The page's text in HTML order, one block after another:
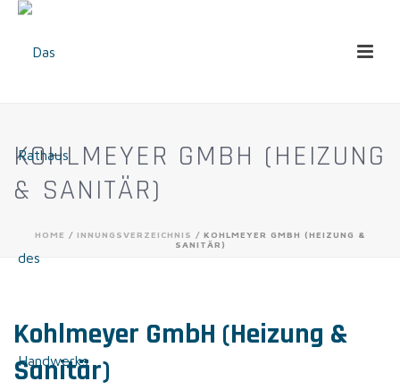
KOHLMEYER GMBH (HEIZUNG
& SANITÄR)
HOME / INNUNGSVERZEICHNIS / KOHLMEYER GMBH (HEIZUNG &
SANITÄR)
Kohlmeyer GmbH (Heizung &
Sanitär)